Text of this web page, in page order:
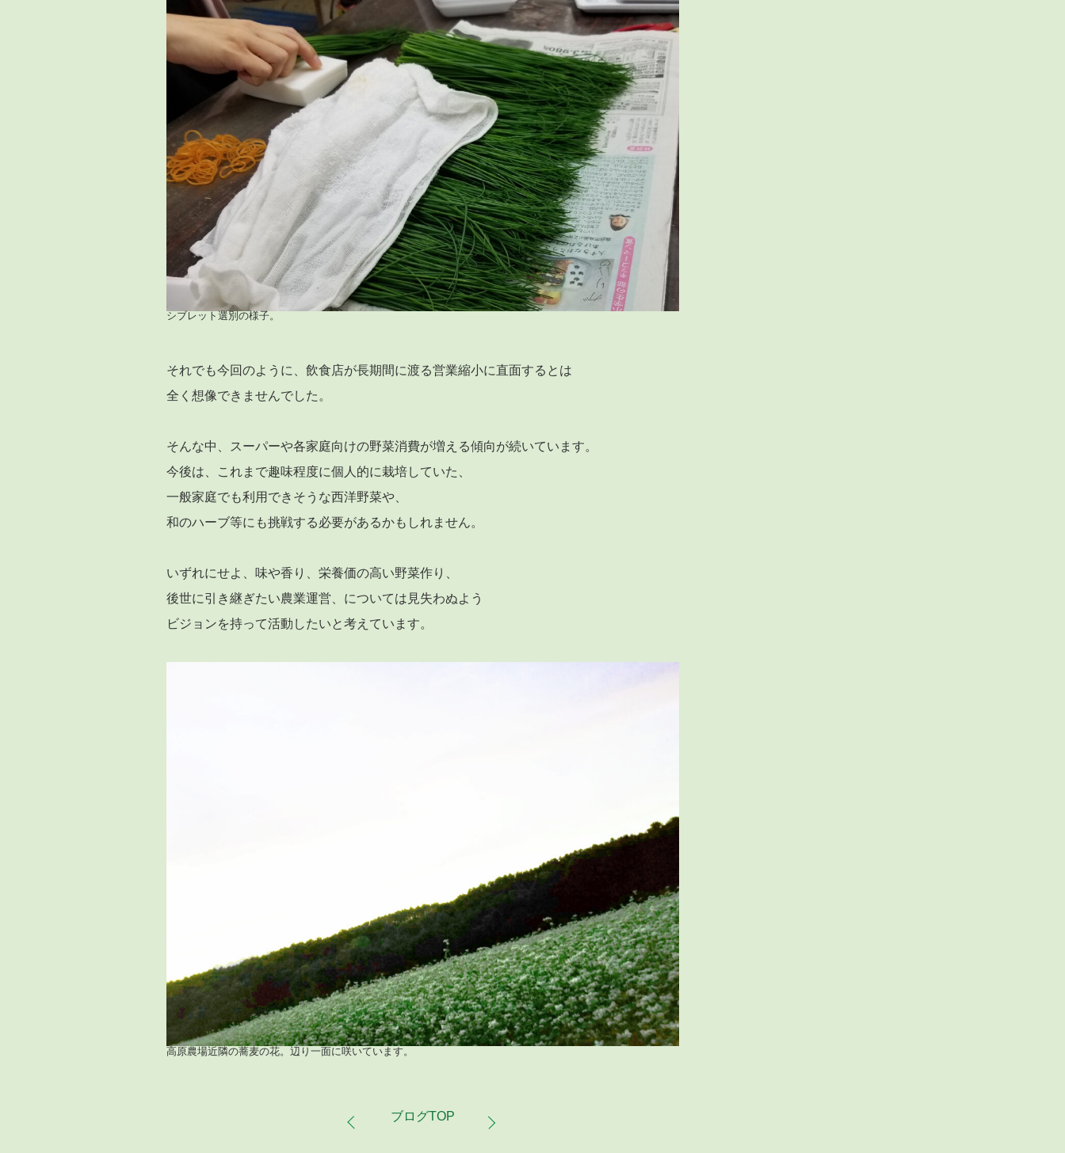
シブレット選別の様子。
それでも今回のように、飲食店が長期間に渡る営業縮小に直面するとは
全く想像できませんでした。
そんな中、スーパーや各家庭向けの野菜消費が増える傾向が続いています。
今後は、これまで趣味程度に個人的に栽培していた、
一般家庭でも利用できそうな西洋野菜や、
和のハーブ等にも挑戦する必要があるかもしれません。
いずれにせよ、味や香り、栄養価の高い野菜作り、
後世に引き継ぎたい農業運営、については見失わぬよう
ビジョンを持って活動したいと考えています。
高原農場近隣の蕎麦の花。辺り一面に咲いています。
ブログTOP